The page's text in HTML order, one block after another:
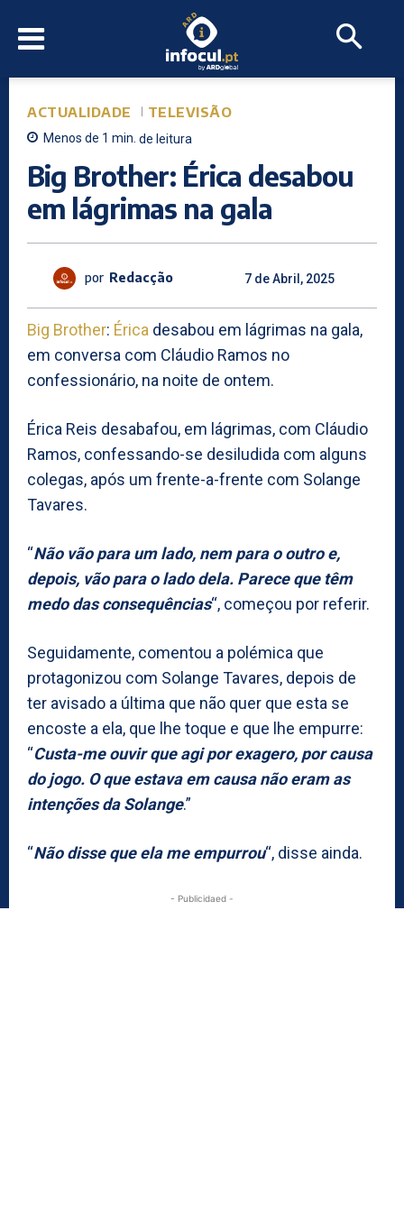
ACTUALIDADE TELEVISÃO
Menos de 1 min. de leitura
Big Brother: Érica desabou
em lágrimas na gala
por Redacção 7 de Abril, 2025
Big Brother: Érica desabou em lágrimas na gala,
em conversa com Cláudio Ramos no
confessionário, na noite de ontem.
Érica Reis desabafou, em lágrimas, com Cláudio
Ramos, confessando-se desiludida com alguns
colegas, após um frente-a-frente com Solange
Tavares.
“Não vão para um lado, nem para o outro e,
depois, vão para o lado dela. Parece que têm
medo das consequências“, começou por referir.
Seguidamente, comentou a polémica que
protagonizou com Solange Tavares, depois de
ter avisado a última que não quer que esta se
encoste a ela, que lhe toque e que lhe empurre:
“Custa-me ouvir que agi por exagero, por causa
do jogo. O que estava em causa não eram as
intenções da Solange.”
“Não disse que ela me empurrou“, disse ainda.
- Publicidaed -